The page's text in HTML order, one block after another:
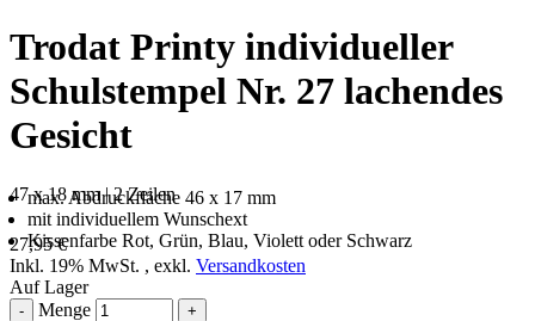
Trodat Printy individueller
Schulstempel Nr. 27 lachendes
Gesicht
47 x 18 mm | 2 Zeilen
max. Abdruckfläche 46 x 17 mm
mit individuellem Wunschext
Kissenfarbe Rot, Grün, Blau, Violett oder Schwarz
27,95 €
Inkl. 19% MwSt. , exkl. Versandkosten
Auf Lager
- Menge
+